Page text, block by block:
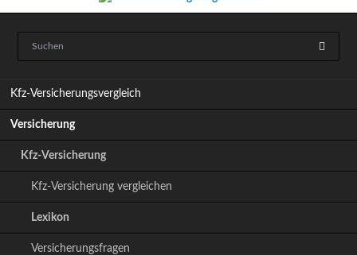
a
i
n
Kfz-Versicherungsvergleich
Versicherung
Kfz-Versicherung
Kfz-Versicherung vergleichen
Lexikon
Versicherungsfragen